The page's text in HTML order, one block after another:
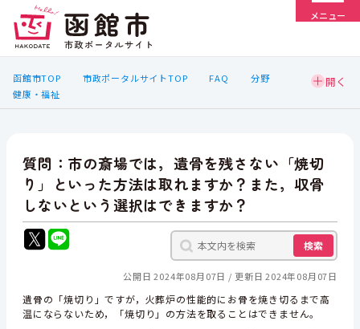
メニュー
函館市TOP 市政ポータルサイトTOP FAQ
分野
健康・福祉
質問：市の斎場では，遺骨を残さない「焼切
り」といった方法は取れますか？また，収骨
しないという選択はできますか？
検索
公開日 2024年08月07日 更新日 2024年08月07日
遺骨の「焼切り」ですが，火葬炉の性能的にお骨を焼き切るまで高
温にならないため，「焼切り」の方法を取ることはできません。